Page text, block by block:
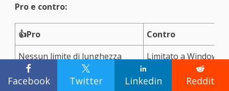

Facebook

Twitter

Linkedin

Reddit
Pro e contro:
👍Pro
Contro
Nessun limite di lunghezza
della password
Limitato a Windows